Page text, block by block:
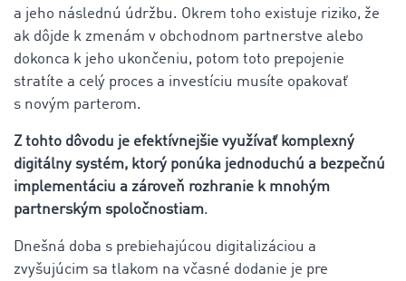
a jeho následnú údržbu. Okrem toho existuje riziko, že
ak dôjde k zmenám v obchodnom partnerstve alebo
dokonca k jeho ukončeniu, potom toto prepojenie
stratíte a celý proces a investíciu musíte opakovať
s novým parterom.
Z tohto dôvodu je efektívnejšie využívať komplexný
digitálny systém, ktorý ponúka jednoduchú a bezpečnú
implementáciu a zároveň rozhranie k mnohým
partnerským spoločnostiam.
Dnešná doba s prebiehajúcou digitalizáciou a
zvyšujúcim sa tlakom na včasné dodanie je pre